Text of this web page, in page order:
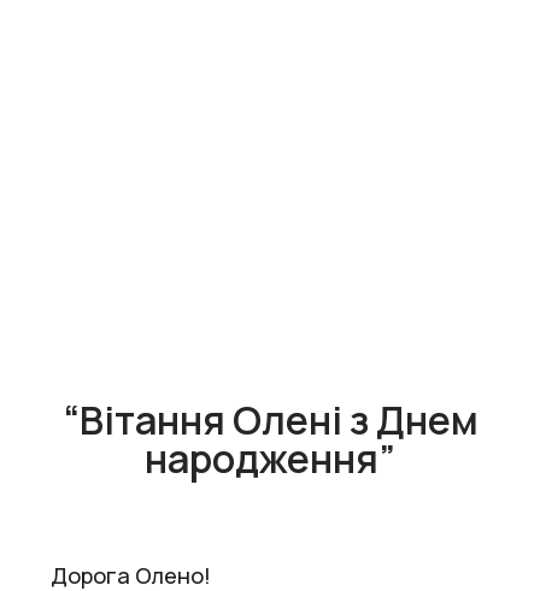
“Вітання Олені з Днем
народження”
Дорога Олено!